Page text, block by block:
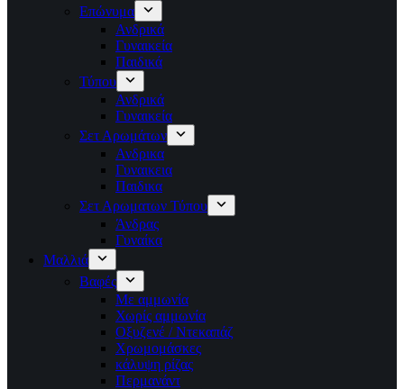
Επώνυμα
Ανδρικά
Γυναικεία
Παιδικά
Τύπου
Ανδρικά
Γυναικεία
Σετ Αρωμάτων
Ανδρικα
Γυναικεια
Παιδικα
Σετ Αρωματων Τύπου
Άνδρας
Γυναίκα
Μαλλιά
Βαφές
Με αμμωνία
Χωρίς αμμωνία
Οξυζενέ / Ντεκαπάζ
Χρωμομάσκες
κάλυψη ρίζας
Περμανάντ